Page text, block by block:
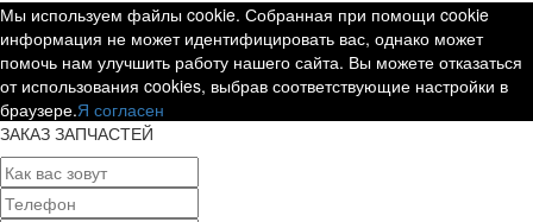
Мы используем файлы cookie. Собранная при помощи cookie
информация не может идентифицировать вас, однако может
помочь нам улучшить работу нашего сайта. Вы можете отказаться
от использования cookies, выбрав соответствующие настройки в
браузере.Я согласен
ЗАКАЗ ЗАПЧАСТЕЙ